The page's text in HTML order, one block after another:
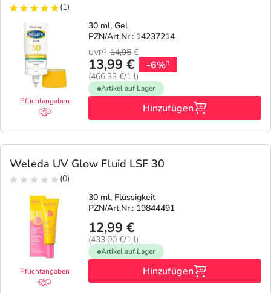
(1)
Pflichtangaben
30 ml, Gel
PZN/Art.Nr.: 14237214
UVP1 14,95 €
13,99 €
(466,33 €/1 l)
-6%3
Artikel auf Lager
Hinzufügen
Weleda UV Glow Fluid LSF 30
(0)
Pflichtangaben
30 ml, Flüssigkeit
PZN/Art.Nr.: 19844491
12,99 €
(433,00 €/1 l)
Artikel auf Lager
Hinzufügen